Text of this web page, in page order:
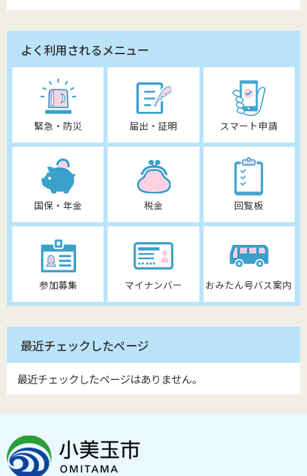
よく利用されるメニュー
緊急・防災 届出・証明 スマート申請
国保・年金 税金 回覧板
参加募集 マイナンバー おみたん号バス案内
最近チェックしたページ
最近チェックしたページはありません。